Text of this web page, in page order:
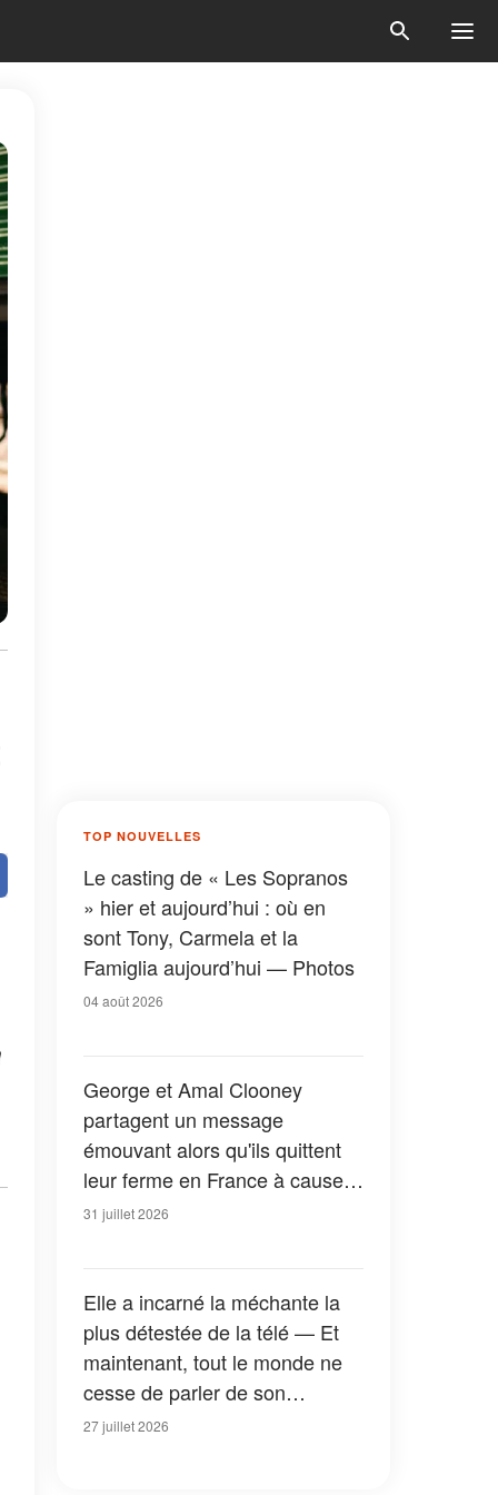
TOP NOUVELLES
Le casting de « Les Sopranos
» hier et aujourd’hui : où en
sont Tony, Carmela et la
Famiglia aujourd’hui — Photos
04 août 2026
George et Amal Clooney
partagent un message
émouvant alors qu'ils quittent
leur ferme en France à cause
des feux de forêt — Tous les
31 juillet 2026
Elle a incarné la méchante la
plus détestée de la télé — Et
maintenant, tout le monde ne
cesse de parler de son
apparition dans la nouvelle
27 juillet 2026